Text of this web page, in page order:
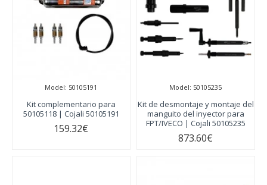
Model: 50105191
Kit complementario para
50105118 | Cojali 50105191
159.32€
Model: 50105235
Kit de desmontaje y montaje del
manguito del inyector para
FPT/IVECO | Cojali 50105235
873.60€